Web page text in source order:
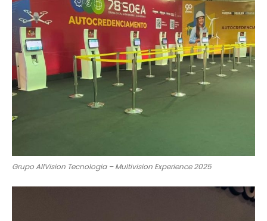
Grupo AllVision Tecnologia – Multivision Experience 2025